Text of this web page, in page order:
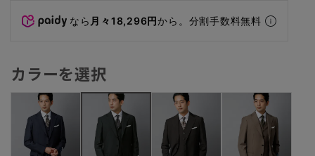
なら 月々18,296円から。分割手数料無料
カラーを選択